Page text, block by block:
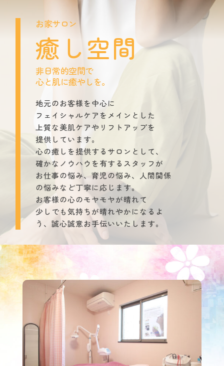
お家サロン
癒し空間
非日常的空間で
心と肌に癒やしを。
地元のお客様を中心に
フェイシャルケアをメインとした
上質な美肌ケアやリフトアップを
提供しています。
心の癒しを提供するサロンとして、
確かなノウハウを有するスタッフが
お仕事の悩み、育児の悩み、人間関係
の悩みなど丁寧に応じます。
お客様の心のモヤモヤが晴れて
少しでも気持ちが晴れやかになるよ
う、誠心誠意お手伝いいたします。